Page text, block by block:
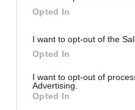
Opted In
I want to opt-out of the
Opted In
I want to opt-out of
Advertising.
Opted In
ha úgy van...